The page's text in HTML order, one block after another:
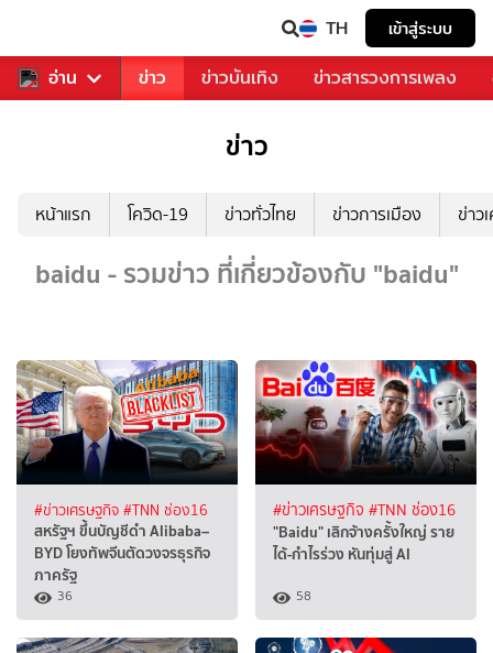
TH เข้าสู่ระบบ
อ่าน
คุณ กีฬา ข่าว ข่าวบันเทิง ข่าวสารวงการเพลง
ข่าว
หน้าแรก โควิด-19 ข่าวทั่วไทย ข่าวการเมือง ข่าว
baidu - รวมข่าว ที่เกี่ยวข้องกับ "baidu"
#ข่าวเศรษฐกิจ #TNN ช่อง16
สหรัฐฯ ขึ้นบัญชีดำ Alibaba–
BYD โยงทัพจีนตัดวงจรธุรกิจ
ภาครัฐ
36
#ข่าวเศรษฐกิจ #TNN ช่อง16
"Baidu" เลิกจ้างครั้งใหญ่ ราย
ได้-กำไรร่วง หันทุ่มสู่ AI
58